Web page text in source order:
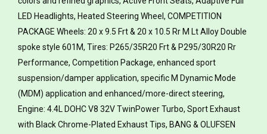
LED Headlights, Heated Steering Wheel, COMPETITION
PACKAGE Wheels: 20 x 9.5 Frt & 20 x 10.5 Rr M Lt Alloy Double
spoke style 601M, Tires: P265/35R20 Frt & P295/30R20 Rr
Performance, Competition Package, enhanced sport
suspension/damper application, specific M Dynamic Mode
(MDM) application and enhanced/more-direct steering,
Engine: 4.4L DOHC V8 32V TwinPower Turbo, Sport Exhaust
with Black Chrome-Plated Exhaust Tips, BANG & OLUFSEN